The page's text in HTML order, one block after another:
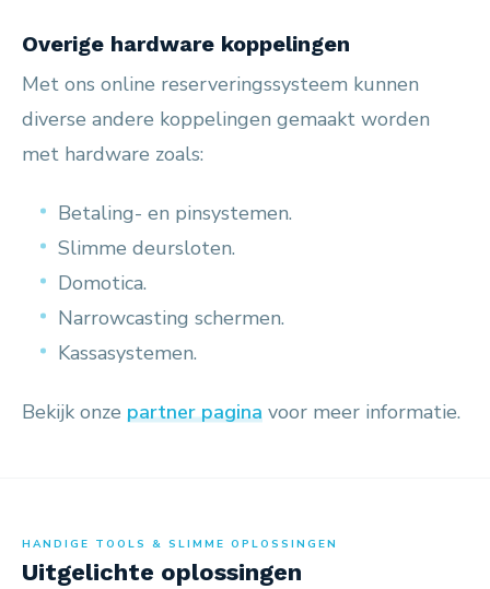
Overige hardware koppelingen
Met ons online reserveringssysteem kunnen
diverse andere koppelingen gemaakt worden
met hardware zoals:
Betaling- en pinsystemen.
Slimme deursloten.
Domotica.
Narrowcasting schermen.
Kassasystemen.
Bekijk onze partner pagina voor meer informatie.
HANDIGE TOOLS & SLIMME OPLOSSINGEN
Uitgelichte oplossingen